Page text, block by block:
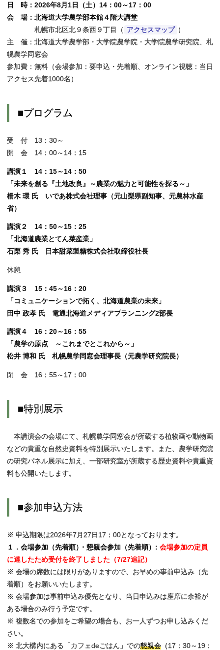
日 時：2026年8月1日（土）14：00～17：00
会 場：北海道大学農学部本館４階大講堂
札幌市北区北９条西９丁目（ アクセスマップ ）
主 催：北海道大学農学部・大学院農学院・大学院農学研究院、札
幌農学同窓会
参加費：無料（会場参加：要申込・先着順、オンライン視聴：当日
アクセス先着1000名）
■プログラム
受 付 13：30～
開 会 14：00～14：15
講演１ 14：15～14：50
「未来を創る『土地改良』～農業の魅力と可能性を探る～」
柵木 環 氏 いであ株式会社理事（元山梨県副知事、元農林水産
省）
講演２ 14：50～15：25
「北海道農業とてん菜産業」
石栗 秀 氏 日本甜菜製糖株式会社取締役社長
休憩
講演３ 15：45～16：20
「コミュニケーションで拓く、北海道農業の未来」
田中 政孝 氏 電通北海道メディアプランニング2部長
講演４ 16：20～16：55
「農学の原点 ～これまでとこれから～」
松井 博和 氏 札幌農学同窓会理事長（元農学研究院長）
閉 会 16：55～17：00
■特別展示
本講演会の会場にて、札幌農学同窓会が所蔵する植物画や動物画
などの貴重な自然史資料を特別展示いたします。また、農学研究院
の研究パネル展示に加え、一部研究室が所蔵する歴史資料や貴重資
料も公開いたします。
■参加申込方法
※ 申込期限は2026年7月27日17：00となっております。
１．会場参加（先着順） ・懇親会参加（先着順） ： 会場参加の定員
に達したため受付を終了しました（7/27追記）
※ 会場の席数には限りがありますので、お早めの事前申込み（先
着順）をお願いいたします。
※ 会場参加は事前申込み優先となり、当日申込みは座席に余裕が
ある場合のみ行う予定です。
※ 複数名での参加をご希望の場合も、お一人ずつお申し込みくだ
さい。
※ 北大構内にある「カフェdeごはん」での懇親会 （17：30～19：